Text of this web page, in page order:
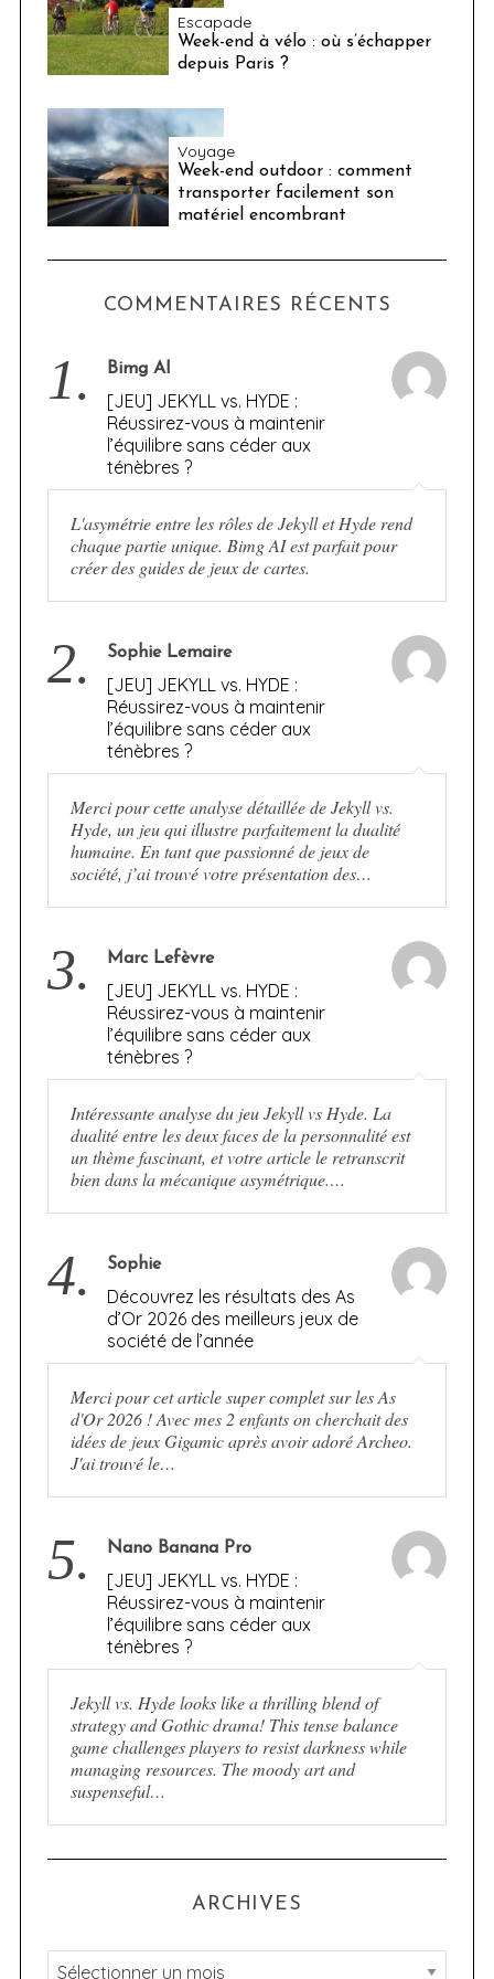
Escapade
Week-end à vélo : où s’échapper
depuis Paris ?
Voyage
Week-end outdoor : comment
transporter facilement son
matériel encombrant
COMMENTAIRES RÉCENTS
1. Bimg AI
[JEU] JEKYLL vs. HYDE :
Réussirez-vous à maintenir
l’équilibre sans céder aux
ténèbres ?
L'asymétrie entre les rôles de Jekyll et Hyde rend
chaque partie unique. Bimg AI est parfait pour
créer des guides de jeux de cartes.
2. Sophie Lemaire
[JEU] JEKYLL vs. HYDE :
Réussirez-vous à maintenir
l’équilibre sans céder aux
ténèbres ?
Merci pour cette analyse détaillée de Jekyll vs.
Hyde, un jeu qui illustre parfaitement la dualité
humaine. En tant que passionné de jeux de
société, j’ai trouvé votre présentation des…
3. Marc Lefèvre
[JEU] JEKYLL vs. HYDE :
Réussirez-vous à maintenir
l’équilibre sans céder aux
ténèbres ?
Intéressante analyse du jeu Jekyll vs Hyde. La
dualité entre les deux faces de la personnalité est
un thème fascinant, et votre article le retranscrit
bien dans la mécanique asymétrique.…
4. Sophie
Découvrez les résultats des As
d’Or 2026 des meilleurs jeux de
société de l’année
Merci pour cet article super complet sur les As
d'Or 2026 ! Avec mes 2 enfants on cherchait des
idées de jeux Gigamic après avoir adoré Archeo.
J'ai trouvé le…
5. Nano Banana Pro
[JEU] JEKYLL vs. HYDE :
Réussirez-vous à maintenir
l’équilibre sans céder aux
ténèbres ?
Jekyll vs. Hyde looks like a thrilling blend of
strategy and Gothic drama! This tense balance
game challenges players to resist darkness while
managing resources. The moody art and
suspenseful…
ARCHIVES
A